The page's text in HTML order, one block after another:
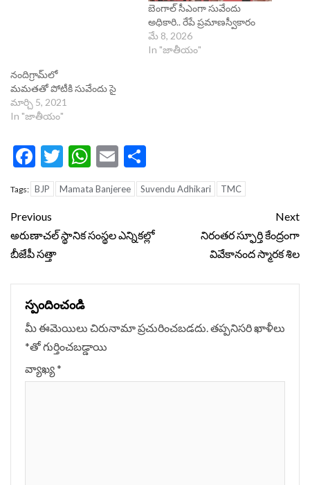
బెంగాల్ సీఎంగా సువేందు
అధికారి.. రేపే ప్రమాణస్వీకారం
మే 8, 2026
In "జాతీయం"
నందిగ్రామ్‌లో
మమతతో పోటీకి సువేందు సై
మార్చి 5, 2021
In "జాతీయం"
Facebook
Twitter
WhatsApp
Email
Tags: BJP Mamata Banjeree Suvendu Adhikari TMC
Continue
Reading
Previous
అరుణాచల్‌ స్థానిక సంస్థల ఎన్నికల్లో
బీజేపీ సత్తా
Next
నిరంతర స్ఫూర్తి కేంద్రంగా
వివేకానంద స్మారక శిల
స్పందించండి
మీ ఈమెయిలు చిరునామా ప్రచురించబడదు. తప్పనిసరి ఖాళీలు
*‌తో గుర్తించబడ్డాయి
వ్యాఖ్య*